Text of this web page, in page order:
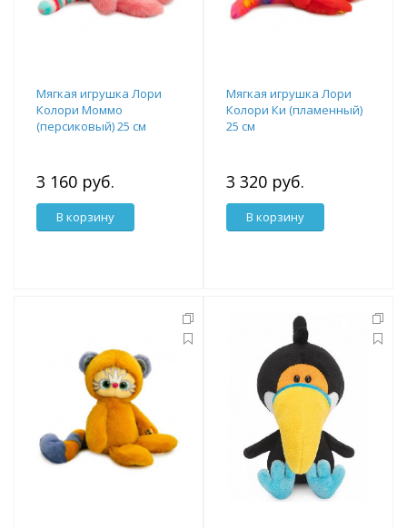
Мягкая игрушка Лори
Колори Моммо
(персиковый) 25 см
3 160 руб.
В корзину
Мягкая игрушка Лори
Колори Ки (пламенный)
25 см
3 320 руб.
В корзину